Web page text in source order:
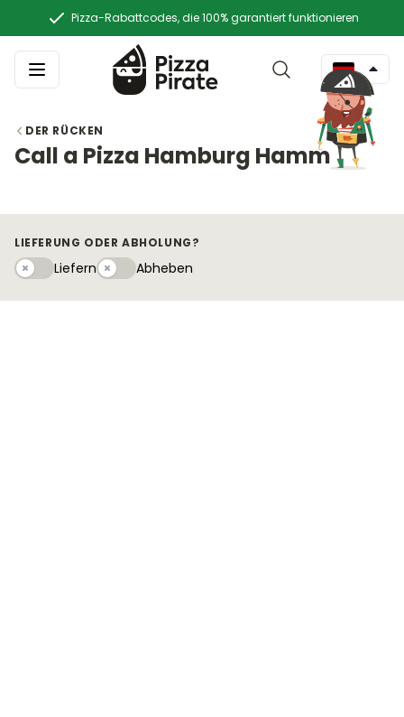
Pizza-Rabattcodes, die 100% garantiert funktionieren
DER RÜCKEN
Call a Pizza Hamburg Hamm
LIEFERUNG ODER ABHOLUNG?
LiefernLiefernAbhebeny
Abheben